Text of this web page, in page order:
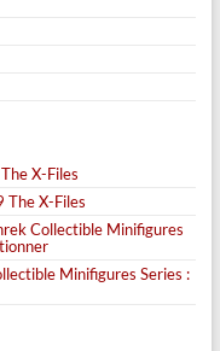
X-Files
The X-Files
Collectible Minifigures
Minifigures Series :